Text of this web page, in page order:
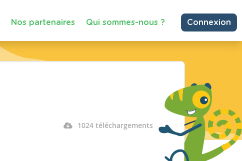
Nos partenaires Qui sommes-nous ? Connexion
1024 téléchargements